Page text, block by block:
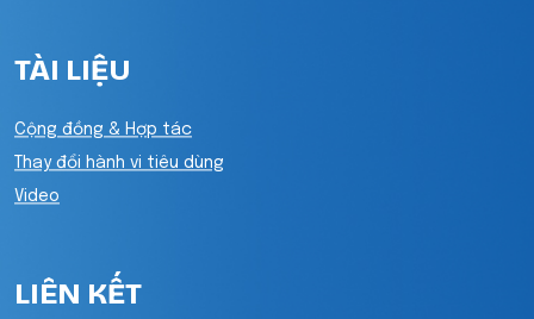
TÀI LIỆU
Cộng đồng & Hợp tác
Thay đổi hành vi tiêu dùng
Video
LIÊN KẾT